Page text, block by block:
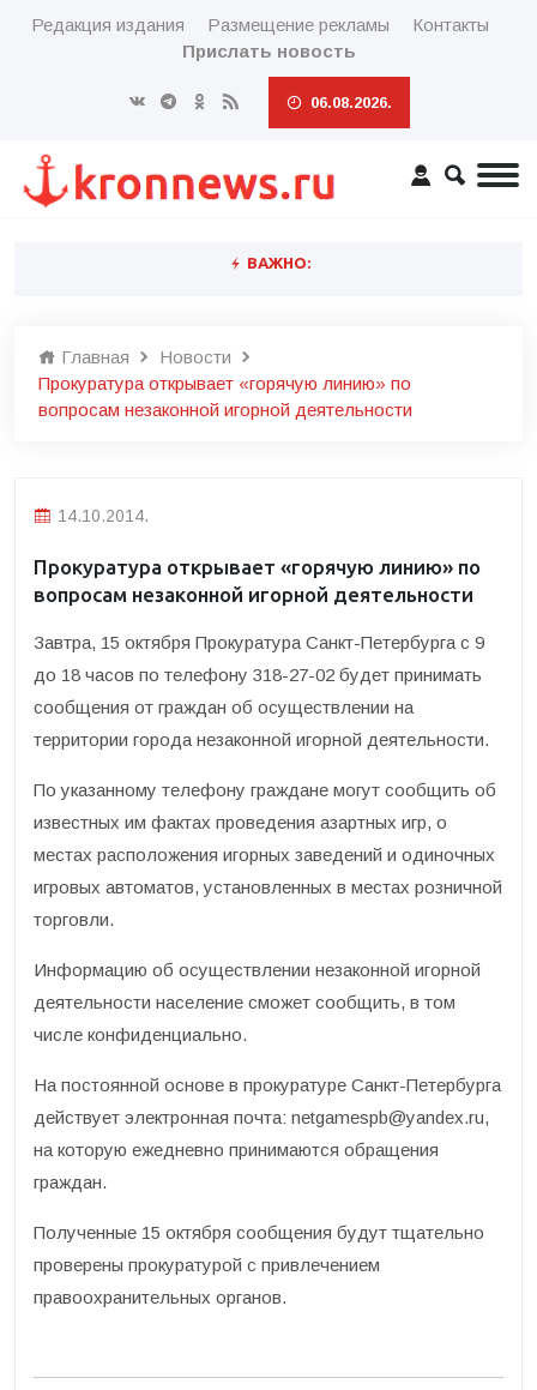
Редакция издания Размещение рекламы
Контакты
Прислать новость
06.08.2026.
ВАЖНО:
Главная
Новости
Прокуратура открывает «горячую линию» по
вопросам незаконной игорной деятельности
14.10.2014.
Прокуратура открывает «горячую линию» по
вопросам незаконной игорной деятельности
Завтра, 15 октября Прокуратура Санкт-Петербурга с 9
до 18 часов по телефону 318-27-02 будет принимать
сообщения от граждан об осуществлении на
территории города незаконной игорной деятельности.
По указанному телефону граждане могут сообщить об
известных им фактах проведения азартных игр, о
местах расположения игорных заведений и одиночных
игровых автоматов, установленных в местах розничной
торговли.
Информацию об осуществлении незаконной игорной
деятельности население сможет сообщить, в том
числе конфиденциально.
На постоянной основе в прокуратуре Санкт-Петербурга
действует электронная почта: netgamespb@yandex.ru,
на которую ежедневно принимаются обращения
граждан.
Полученные 15 октября сообщения будут тщательно
проверены прокуратурой с привлечением
правоохранительных органов.